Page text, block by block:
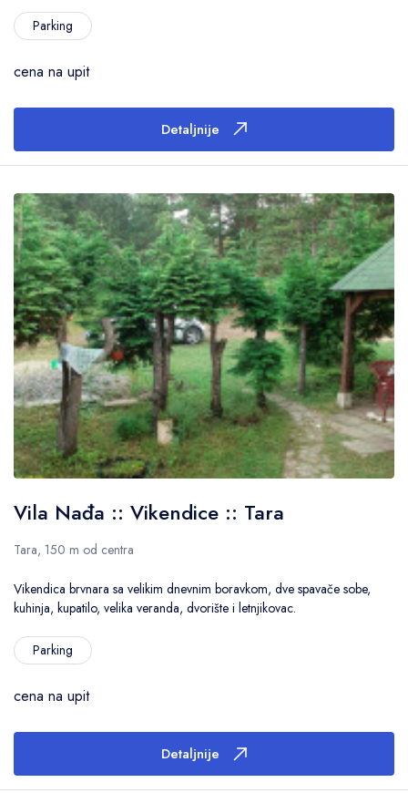
Parking
cena na upit
Detaljnije
Vila Nađa :: Vikendice :: Tara
Tara, 150 m od centra
Vikendica brvnara sa velikim dnevnim boravkom, dve spavače sobe,
kuhinja, kupatilo, velika veranda, dvorište i letnjikovac.
Parking
cena na upit
Detaljnije